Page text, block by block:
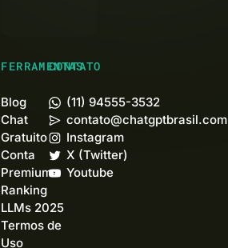
FERRAMENTAS
Blog
Chat
Gratuito
Conta
Premium+
Ranking
LLMs 2025
Termos de
Uso
CONTATO
(11) 94555-3532
Instagram
X (Twitter)
Youtube